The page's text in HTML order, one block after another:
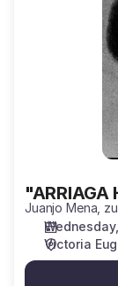
"ARRIAGA
Juanjo Mena,
Victoria